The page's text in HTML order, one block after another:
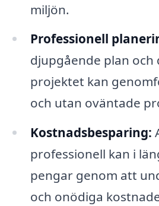
miljön.
Professionell
djupgående plan
projektet kan
och utan oväntade
Kostnadsbesparing:
professionell kan i
pengar genom att
och onödiga